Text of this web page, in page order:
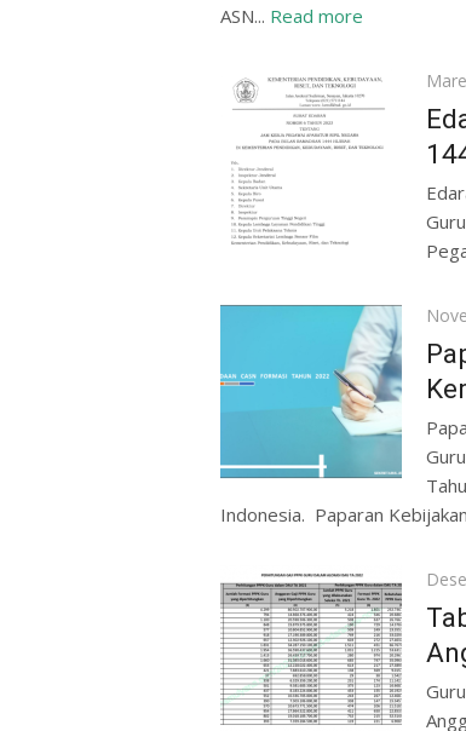
ASN... Read more
on
on
Indonesia. Paparan
on